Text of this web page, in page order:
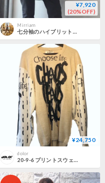
¥7,920
(20%OFF)
Mirriam
七分袖のハイブリットジャケット（NEW)
¥24,750
dolor
20-9-6 プリントスウェット